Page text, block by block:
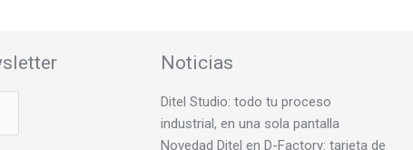
Noticias
Ditel Studio: todo tu proceso
industrial, en una sola pantalla
Novedad Ditel en D-Factory: tarjeta de